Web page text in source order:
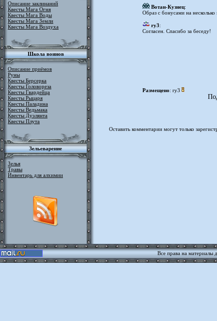
Описание заклинаний
Квесты Мага Огня
Квесты Мага Воды
Квесты Мага Земли
Квесты Мага Воздуха
Школа воинов
Описание приёмов
Руны
Квесты Берсерка
Квесты Головореза
Квесты Гвардейца
Квесты Рыцаря
Квесты Паладина
Квесты Ведьмака
Квесты Дуэлянта
Квесты Плута
Зельеварение
Зелья
Травы
Инвентарь для алхимии
Вотан-Кузнец:
Образ с бонусами на
ry3:
Согласен. Спасибо за беседу!
Размещено: ry3
Оставить комментарии могут только
Все права на материалы